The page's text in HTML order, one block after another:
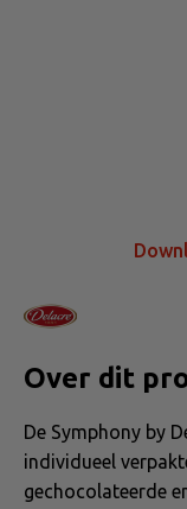
Over dit
De Symphony by
individueel
gechocolateerde